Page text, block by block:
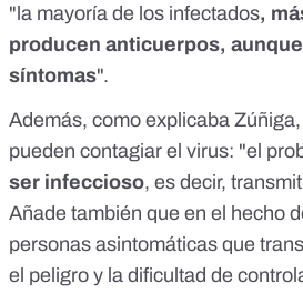
"la mayoría de los infectados,
producen anticuerpos,
síntomas".
Además, como explicaba
pueden contagiar el virus: "el
ser infeccioso, es decir,
Añade también que en el hecho
personas asintomáticas que
el peligro y la dificultad de